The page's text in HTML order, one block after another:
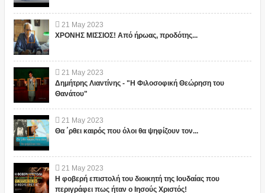
21 May 2023
ΧΡΟΝΗΣ ΜΙΣΣΙΟΣ! Από ήρωας, προδότης...
21 May 2023
Δημήτρης Λιαντίνης - "Η Φιλοσοφική Θεώρηση του
Θανάτου"
21 May 2023
Θα ΄ρθει καιρός που όλοι θα ψηφίζουν τον...
21 May 2023
Η φοβερή επιστολή του διοικητή της Ιουδαίας που
περιγράφει πως ήταν ο Ιησούς Χριστός!